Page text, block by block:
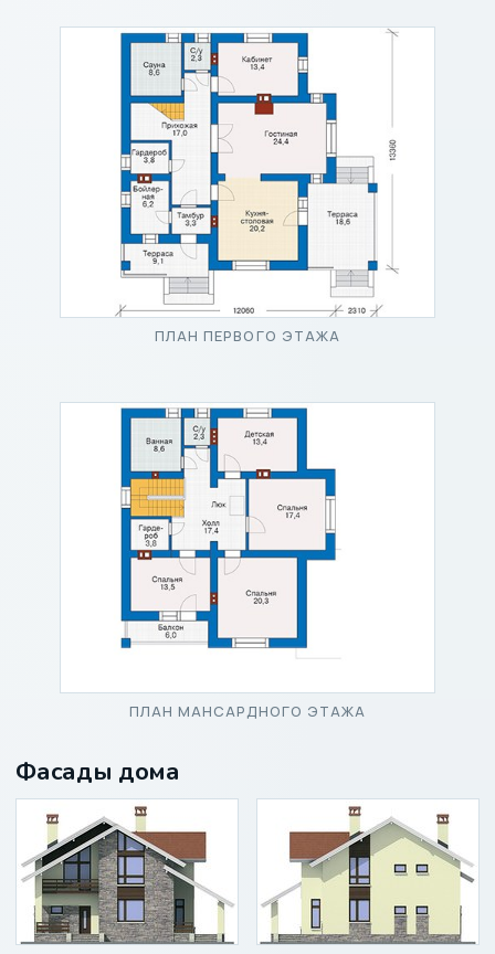
ПЛАН ПЕРВОГО ЭТАЖА
ПЛАН МАНСАРДНОГО ЭТАЖА
Фасады дома